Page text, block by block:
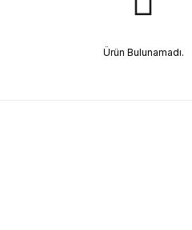
Ürün Bulunamadı.